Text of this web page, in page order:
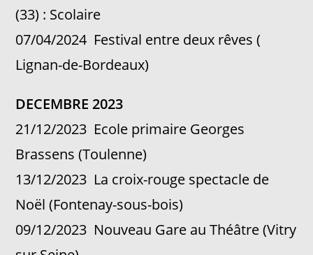
(33) : Scolaire
07/04/2024 Festival entre deux rêves (
Lignan-de-Bordeaux)
DECEMBRE 2023
21/12/2023 Ecole primaire Georges
Brassens (Toulenne)
13/12/2023 La croix-rouge spectacle de
Noël (Fontenay-sous-bois)
09/12/2023 Nouveau Gare au Théâtre (Vitry